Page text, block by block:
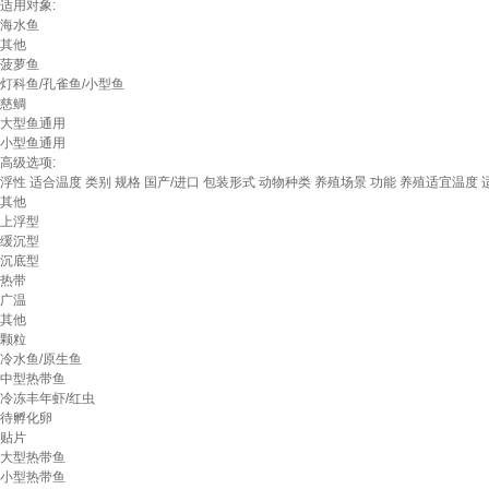
适用对象:
海水鱼
其他
菠萝鱼
灯科鱼/孔雀鱼/小型鱼
慈鲷
大型鱼通用
小型鱼通用
高级选项:
浮性 适合温度 类别 规格 国产/进口 包装形式 动物种类 养殖场景 功能 养殖适宜温度
其他
上浮型
缓沉型
沉底型
热带
广温
其他
颗粒
冷水鱼/原生鱼
中型热带鱼
冷冻丰年虾/红虫
待孵化卵
贴片
大型热带鱼
小型热带鱼